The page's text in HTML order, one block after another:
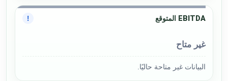
EBITDA المتوقع !
غير متاح
البيانات غير متاحة حاليًا.